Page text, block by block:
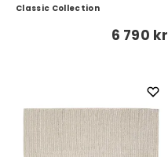
Classic Collection
6 790 kr